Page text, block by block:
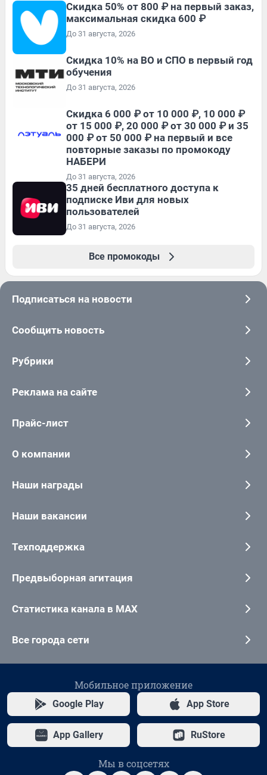
Скидка 50% от 800 ₽ на первый заказ,
максимальная скидка 600 ₽
До 31 августа, 2026
Скидка 10% на ВО и СПО в первый год
обучения
До 31 августа, 2026
Скидка 6 000 ₽ от 10 000 ₽, 10 000 ₽
от 15 000 ₽, 20 000 ₽ от 30 000 ₽ и 35
000 ₽ от 50 000 ₽ на первый и все
повторные заказы по промокоду
НАБЕРИ
До 31 августа, 2026
35 дней бесплатного доступа к
подписке Иви для новых
пользователей
До 31 августа, 2026
Все промокоды
Подписаться на новости
Сообщить новость
Рубрики
Реклама на сайте
Прайс-лист
О компании
Наши награды
Наши вакансии
Техподдержка
Предвыборная агитация
Статистика канала в MAX
Все города сети
Мобильное приложение
Google Play App Store
App Gallery RuStore
Мы в соцсетях